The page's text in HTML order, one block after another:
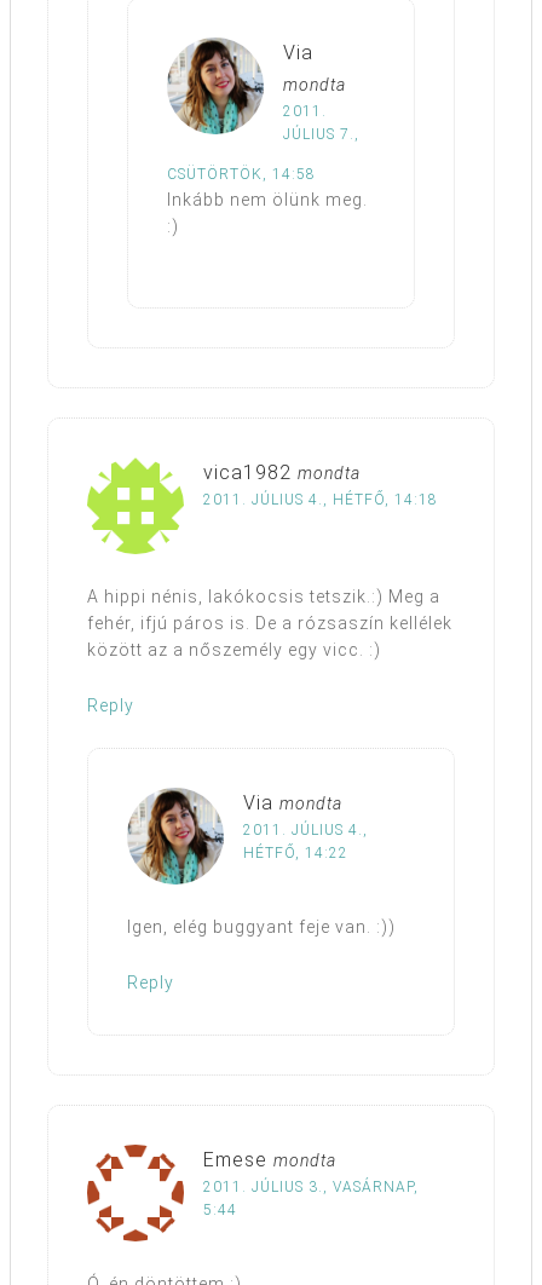
Via
mondta
2011.
JÚLIUS 7.,
CSÜTÖRTÖK, 14:58
Inkább nem ölünk meg.
:)
vica1982 mondta
2011. JÚLIUS 4., HÉTFŐ, 14:18
A hippi nénis, lakókocsis tetszik.:) Meg a
fehér, ifjú páros is. De a rózsaszín kellélek
között az a nőszemély egy vicc. :)
Reply
Via mondta
2011. JÚLIUS 4.,
HÉTFŐ, 14:22
Igen, elég buggyant feje van. :))
Reply
Emese mondta
2011. JÚLIUS 3., VASÁRNAP,
5:44